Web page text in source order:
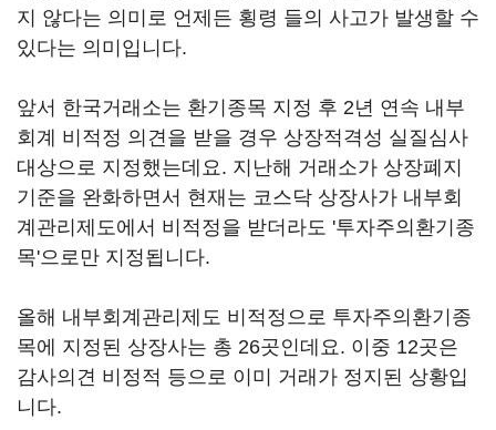
지 않다는 의미로 언제든 횡령 들의 사고가 발생할 수
있다는 의미입니다.
앞서 한국거래소는 환기종목 지정 후 2년 연속 내부
회계 비적정 의견을 받을 경우 상장적격성 실질심사
대상으로 지정했는데요. 지난해 거래소가 상장폐지
기준을 완화하면서 현재는 코스닥 상장사가 내부회
계관리제도에서 비적정을 받더라도 '투자주의환기종
목'으로만 지정됩니다.
올해 내부회계관리제도 비적정으로 투자주의환기종
목에 지정된 상장사는 총 26곳인데요. 이중 12곳은
감사의견 비정적 등으로 이미 거래가 정지된 상황입
니다.